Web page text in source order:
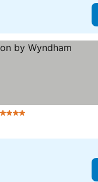
4 Kategória